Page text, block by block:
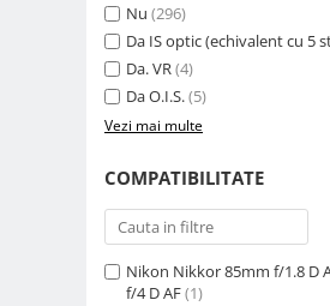
Genti Laptop si iPad
Hand Strap / Grip
Accesorii genti si trollere
Video / Camere si accesorii
Camere video profesionale
Camere Video Cinematice
Camere video de actiune
Nu (296)
Da IS optic (echivalent cu 5
Da. VR(4)
Da O.I.S.(5)
Vezi mai multe
COMPATIBILITATE
Nikon Nikkor 85mm f/1.8 D
f/4 D AF(1)